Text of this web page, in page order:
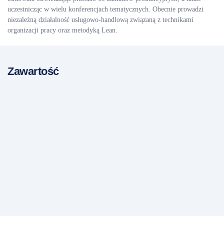
uczestnicząc w wielu konferencjach tematycznych. Obecnie prowadzi
niezależną działalność usługowo-handlową związaną z technikami
organizacji pracy oraz metodyką Lean.
Zawartość